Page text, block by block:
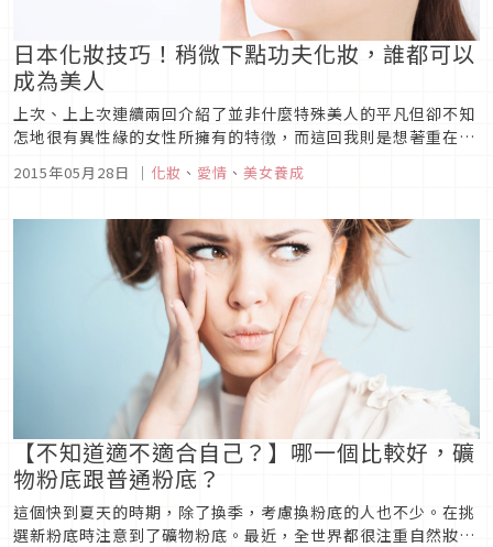
日本化妝技巧！稍微下點功夫化妝，誰都可以
成為美人
上次、上上次連續兩回介紹了並非什麼特殊美人的平凡但卻不知
怎地很有異性緣的女性所擁有的特徴，而這回我則是想著重在有
際上受男性歡迎、有異性緣的女性容貌，本來就有很大差異對
的寫滿了我前幾天在研...
2015年05月28日 ｜ 化妝 、 愛情 、 美女養成
【不知道適不適合自己？】哪一個比較好，礦
物粉底跟普通粉底？
這個快到夏天的時期，除了換季，考慮換粉底的人也不少。在挑
選新粉底時注意到了礦物粉底。最近，全世界都很注重自然妝